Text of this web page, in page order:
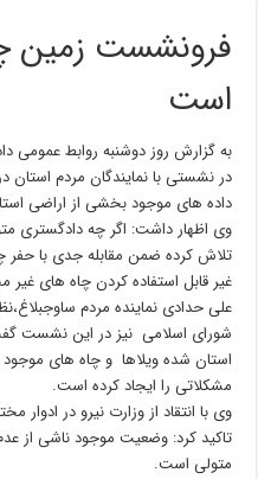
فرونشست زمین
است
به گزارش روز دوشنبه روابط عمومی
در نشستی با نمایندگان مردم
داده های موجود بخشی از اراضی
وی اظهار داشت: اگر چه دادگستری
تلاش کرده ضمن مقابله جدی با
غیر قابل استفاده کردن چاه های غیر
علی حدادی نماینده مردم
شورای اسلامی نیز در این نشست
استان شده ویلاها و چاه های موجود
مشکلاتی را ایجاد کرده است.
وی با انتقاد از وزارت نیرو در
تاکید کرد: وضعیت موجود ناشی از
متولی است.